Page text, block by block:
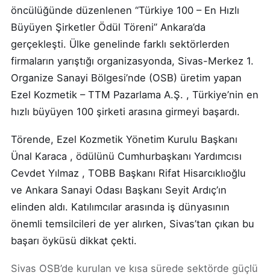
öncülüğünde düzenlenen “Türkiye 100 – En Hızlı
Büyüyen Şirketler Ödül Töreni” Ankara’da
gerçekleşti. Ülke genelinde farklı sektörlerden
firmaların yarıştığı organizasyonda, Sivas-Merkez 1.
Organize Sanayi Bölgesi’nde (OSB) üretim yapan
Ezel Kozmetik – TTM Pazarlama A.Ş. , Türkiye’nin en
hızlı büyüyen 100 şirketi arasına girmeyi başardı.
Törende, Ezel Kozmetik Yönetim Kurulu Başkanı
Ünal Karaca , ödülünü Cumhurbaşkanı Yardımcısı
Cevdet Yılmaz , TOBB Başkanı Rifat Hisarcıklıoğlu
ve Ankara Sanayi Odası Başkanı Seyit Ardıç’ın
elinden aldı. Katılımcılar arasında iş dünyasının
önemli temsilcileri de yer alırken, Sivas’tan çıkan bu
başarı öyküsü dikkat çekti.
Sivas OSB’de kurulan ve kısa sürede sektörde güçlü